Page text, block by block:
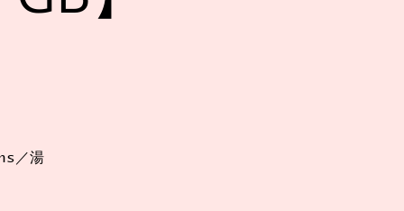
／湯